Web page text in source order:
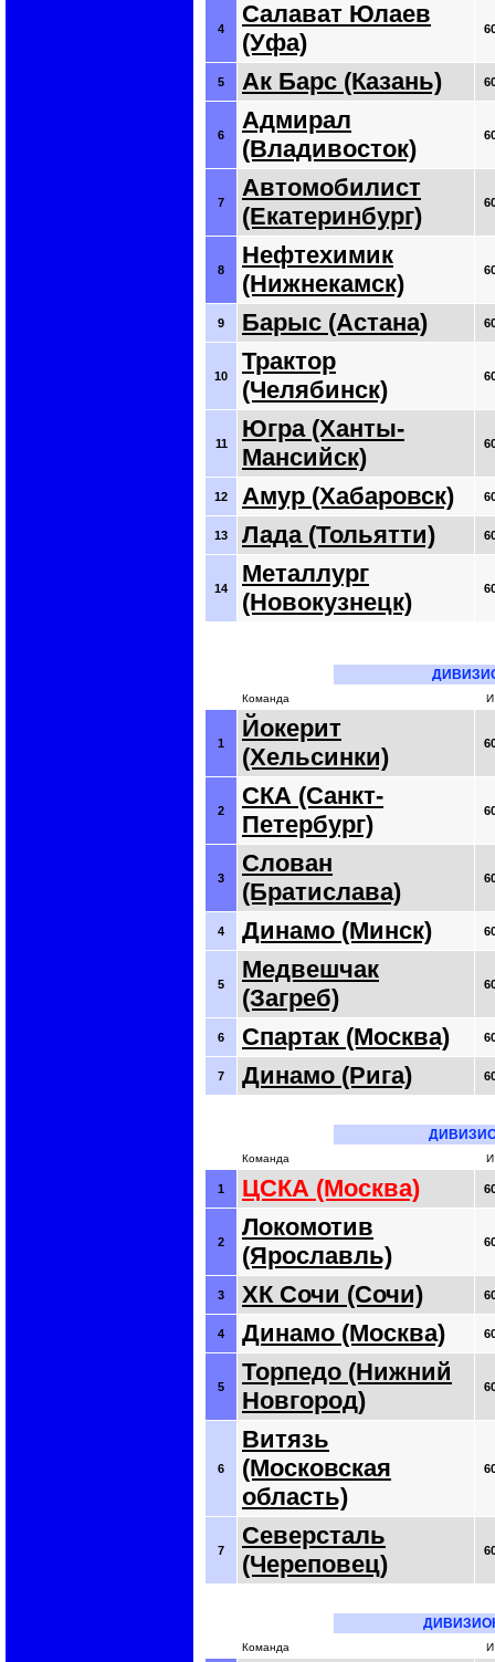
4
Салават Юлаев
(Уфа)
5 Ак Барс (Казань)
6
Адмирал
(Владивосток)
7
Автомобилист
(Екатеринбург)
8
Нефтехимик
(Нижнекамск)
9 Барыс (Астана)
10
Трактор
(Челябинск)
11
Югра (Ханты-
Мансийск)
12 Амур (Хабаровск)
13 Лада (Тольятти)
14
Металлург
(Новокузнецк)
Команда И
1
Йокерит
(Хельсинки)
2
СКА (Санкт-
Петербург)
3
Слован
(Братислава)
4 Динамо (Минск)
5
Медвешчак
(Загреб)
6 Спартак (Москва)
7 Динамо (Рига)
Команда И
1 ЦСКА (Москва)
2
Локомотив
(Ярославль)
3 ХК Сочи (Сочи)
4 Динамо (Москва)
5
Торпедо (Нижний
Новгород)
6
Витязь
(Московская
область)
7
Северсталь
(Череповец)
Команда И